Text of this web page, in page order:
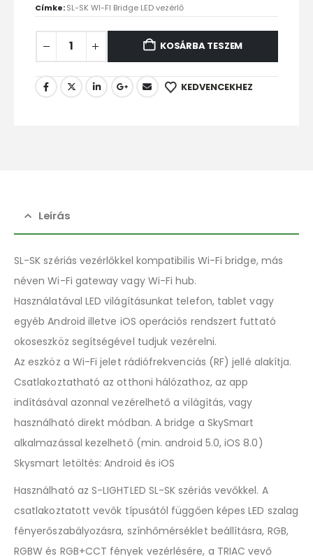
Címke:SL-SK WI-FI Bridge LED vezérlő
KOSÁRBA TESZEM
KEDVENCEKHEZ
Leírás
SL-SK szériás vezérlőkkel kompatibilis Wi-Fi bridge, más
néven Wi-Fi gateway vagy Wi-Fi hub.
Használatával LED világításunkat telefon, tablet vagy
egyéb Android illetve iOS operációs rendszert futtató
okoseszköz segítségével tudjuk vezérelni.
Az eszköz a Wi-Fi jelet rádiófrekvenciás (RF) jellé alakítja.
Csatlakoztatható az otthoni hálózathoz, az app
indításával azonnal vezérelhető a világítás, vagy
használható direkt módban. A bridge a SkySmart
alkalmazással kezelhető (min. android 5.0, iOS 8.0)
Skysmart letöltés: Android és iOS
Használható az S-LIGHTLED SL-SK szériás vevőkkel. A
csatlakoztatott vevők típusától függően képes LED szalag
fényerőszabályozásra, színhőmérséklet beállításra, RGB,
RGBW és RGB+CCT fények vezérlésére, a TRIAC vevő